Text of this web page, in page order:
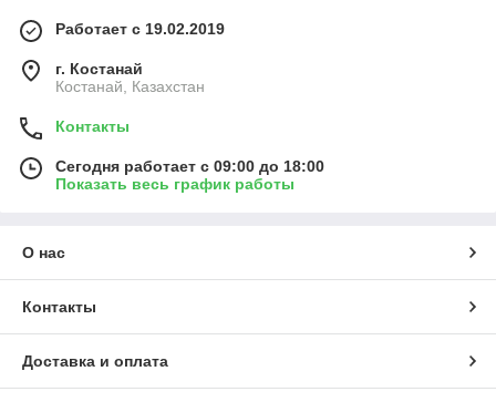
Работает с 19.02.2019
г. Костанай
Костанай, Казахстан
Контакты
Сегодня работает с 09:00 до 18:00
Показать весь график работы
О нас
Контакты
Доставка и оплата